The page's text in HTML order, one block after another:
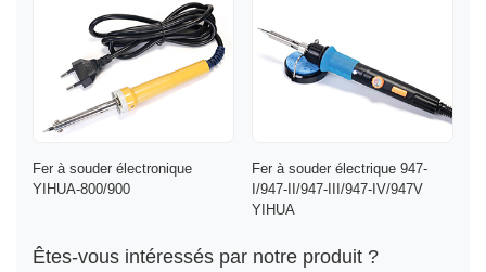
Fer à souder électronique
YIHUA-800/900
Fer à souder électrique 947-
I/947-II/947-III/947-IV/947V
YIHUA
Êtes-vous intéressés par notre produit ?